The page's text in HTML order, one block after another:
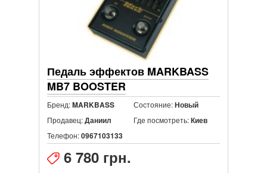
Педаль эффектов MARKBASS
MB7 BOOSTER
Бренд:MARKBASS Состояние:Новый
Продавец:Даниил Где посмотреть:Киев
Телефон:0967103133
6 780 грн.